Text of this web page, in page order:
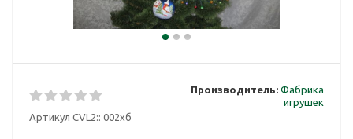
Артикул CVL2:: 002хб
Производитель: Фабрика
игрушек